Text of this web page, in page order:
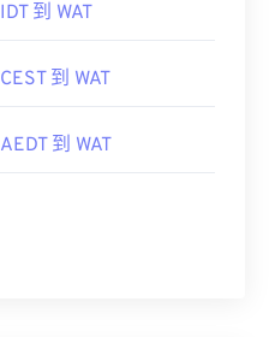
IDT 到 WAT
CEST 到 WAT
AEDT 到 WAT